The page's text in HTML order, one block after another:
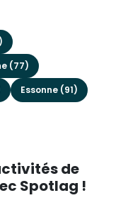
(77)
Essonne (91)
de
Spotlag !